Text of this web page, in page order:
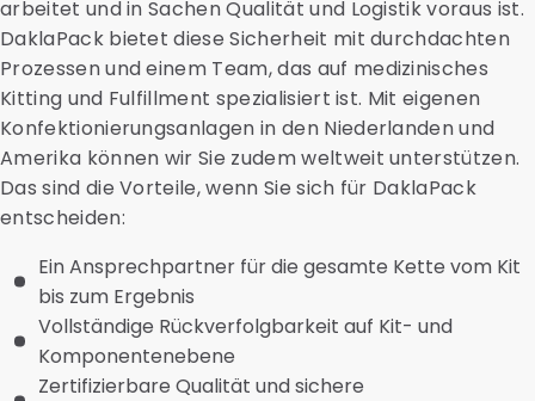
arbeitet und in Sachen Qualität und Logistik voraus ist.
DaklaPack bietet diese Sicherheit mit durchdachten
Prozessen und einem Team, das auf medizinisches
Kitting und Fulfillment spezialisiert ist. Mit eigenen
Konfektionierungsanlagen in den Niederlanden und
Amerika können wir Sie zudem weltweit unterstützen.
Das sind die Vorteile, wenn Sie sich für DaklaPack
entscheiden:
Ein Ansprechpartner für die gesamte Kette vom Kit
bis zum Ergebnis
Vollständige Rückverfolgbarkeit auf Kit- und
Komponentenebene
Zertifizierbare Qualität und sichere